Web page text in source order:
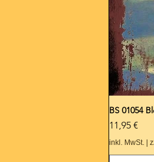
BS 01054
Preis
11,95 €
inkl. MwSt.